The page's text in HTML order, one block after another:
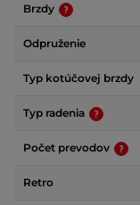
Brzdy
Odpruženie
Typ kotúčovej brzdy
Typ radenia
Počet prevodov
Retro